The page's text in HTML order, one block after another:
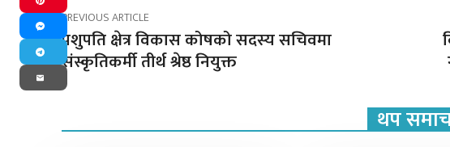
PREVIOUS ARTICLE
पशुपति क्षेत्र विकास कोषको सदस्य सचिवमा
संस्कृतिकर्मी तीर्थ श्रेष्ठ नियुक्त
थप
Pinterest
Messenger
Telegram
Email